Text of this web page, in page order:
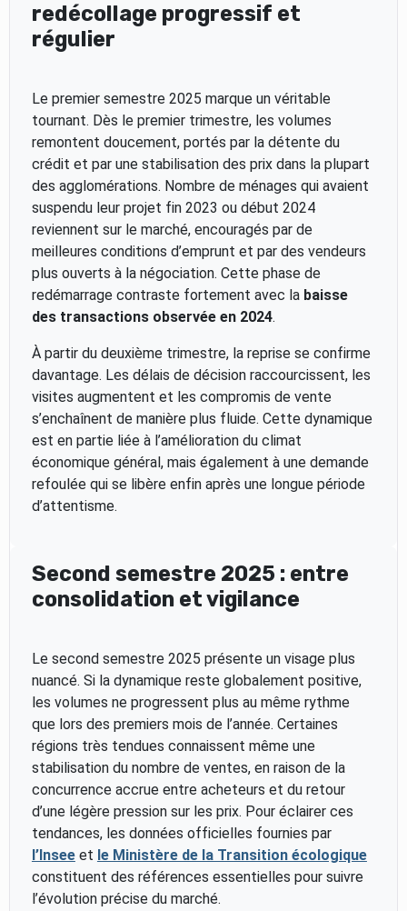
redécollage progressif et
régulier
Le premier semestre 2025 marque un véritable
tournant. Dès le premier trimestre, les volumes
remontent doucement, portés par la détente du
crédit et par une stabilisation des prix dans la plupart
des agglomérations. Nombre de ménages qui avaient
suspendu leur projet fin 2023 ou début 2024
reviennent sur le marché, encouragés par de
meilleures conditions d’emprunt et par des vendeurs
plus ouverts à la négociation. Cette phase de
redémarrage contraste fortement avec la baisse
des transactions observée en 2024.
À partir du deuxième trimestre, la reprise se confirme
davantage. Les délais de décision raccourcissent, les
visites augmentent et les compromis de vente
s’enchaînent de manière plus fluide. Cette dynamique
est en partie liée à l’amélioration du climat
économique général, mais également à une demande
refoulée qui se libère enfin après une longue période
d’attentisme.
Second semestre 2025 : entre
consolidation et vigilance
Le second semestre 2025 présente un visage plus
nuancé. Si la dynamique reste globalement positive,
les volumes ne progressent plus au même rythme
que lors des premiers mois de l’année. Certaines
régions très tendues connaissent même une
stabilisation du nombre de ventes, en raison de la
concurrence accrue entre acheteurs et du retour
d’une légère pression sur les prix. Pour éclairer ces
tendances, les données officielles fournies par
l’Inseeet le Ministère de la Transition écologique
constituent des références essentielles pour suivre
l’évolution précise du marché.